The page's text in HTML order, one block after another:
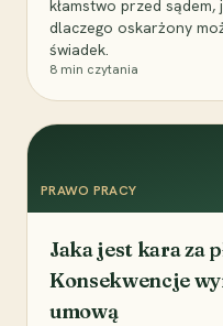
kłamstwo przed
dlaczego oskarżony
świadek.
8 min czytania
PRAWO PRACY
Jaka jest kara za
Konsekwencje
umową